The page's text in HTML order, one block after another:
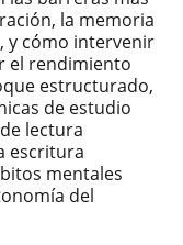
la memoria
y cómo intervenir
el rendimiento
estructurado,
de estudio
lectura
escritura
mentales
del